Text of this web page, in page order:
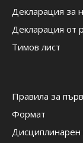
Декларация за
Декларация от
Тимов лист
Правила за
Формат
Дисциплинарен